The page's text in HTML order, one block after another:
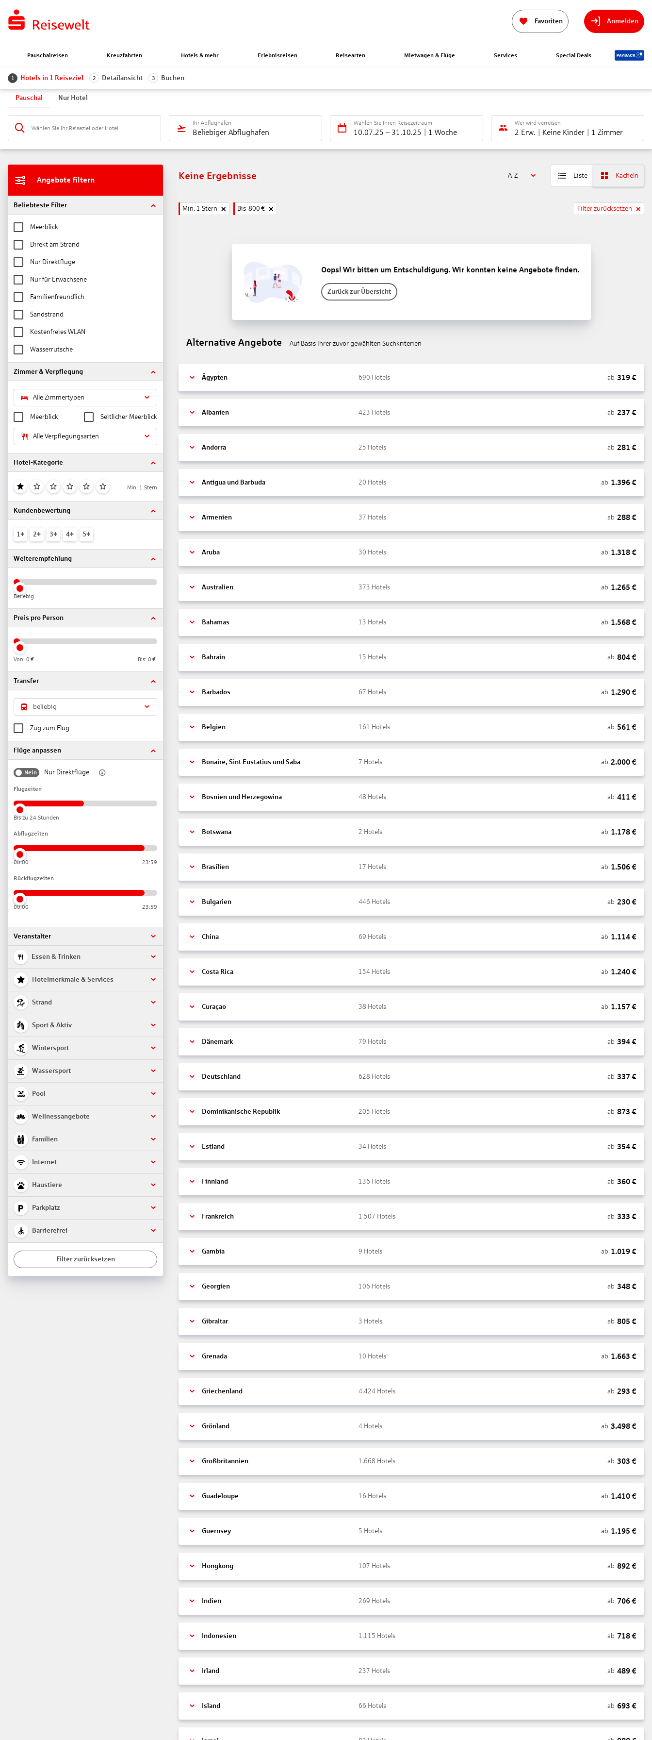
Favoriten Anmelden
Pauschalreisen Kreuzfahrten Hotels & mehr Erlebnisreisen Reisearten Mietwagen & Flüge Services Special Deals
1 Hotels in 1 Reiseziel 2 Detailansicht 3 Buchen
Pauschal Nur Hotel
Wählen Sie Ihr Reiseziel oder Hotel
Ihr Abflughafen
Beliebiger Abflughafen
Wählen Sie Ihren Reisezeitraum
10.07.25 – 31.10.25 1 Woche
Wer wird verreisen
2 Erw. Keine Kinder 1 Zimmer
Angebote filtern
Beliebteste Filter
Meerblick
Direkt am Strand
Nur Direktflüge
Nur für Erwachsene
Familienfreundlich
Sandstrand
Kostenfreies WLAN
Wasserrutsche
Zimmer & Verpflegung
Alle Zimmertypen
Meerblick Seitlicher Meerblick
Alle Verpflegungsarten
Hotel-Kategorie
Min. 1 Stern
Kundenbewertung
1+ 2+ 3+ 4+ 5+
Weiterempfehlung
Beliebig
Preis pro Person
Von: 0 € Bis: 0 €
Transfer
beliebig
Zug zum Flug
Flüge anpassen
Nein Nur Direktflüge
Flugzeiten
Bis zu 24 Stunden
Abflugzeiten
00:00 23:59
Rückflugzeiten
00:00 23:59
Veranstalter
Essen & Trinken
Hotelmerkmale & Services
Strand
Sport & Aktiv
Wintersport
Wassersport
Pool
Wellnessangebote
Familien
Internet
Haustiere
Parkplatz
Barrierefrei
Filter zurücksetzen
Keine Ergebnisse A-Z Liste Kacheln
Min. 1 Stern Bis 800 € Filter zurücksetzen
Oops! Wir bitten um Entschuldigung. Wir konnten keine Angebote finden.
Zurück zur Übersicht
Alternative Angebote Auf Basis Ihrer zuvor gewählten Suchkriterien
Ägypten 690 Hotels ab 319€
Albanien 423 Hotels ab 237 €
Andorra 25 Hotels ab 281 €
Antigua und Barbuda 20 Hotels ab 1.396€
Armenien 37 Hotels ab 288€
Aruba 30 Hotels ab 1.318€
Australien 373 Hotels ab 1.265 €
Bahamas 13 Hotels ab 1.568€
Bahrain 15 Hotels ab 804€
Barbados 67 Hotels ab 1.290€
Belgien 161 Hotels ab 561 €
Bonaire, Sint Eustatius und Saba 7 Hotels ab 2.000€
Bosnien und Herzegowina 48 Hotels ab 411 €
Botswana 2 Hotels ab 1.178€
Brasilien 17 Hotels ab 1.506€
Bulgarien 446 Hotels ab 230€
China 69 Hotels ab 1.114€
Costa Rica 154 Hotels ab 1.240€
Curaçao 38 Hotels ab 1.157 €
Dänemark 79 Hotels ab 394€
Deutschland 628 Hotels ab 337 €
Dominikanische Republik 205 Hotels ab 873 €
Estland 34 Hotels ab 354€
Finnland 136 Hotels ab 360€
Frankreich 1.507 Hotels ab 333 €
Gambia 9 Hotels ab 1.019€
Georgien 106 Hotels ab 348€
Gibraltar 3 Hotels ab 805 €
Grenada 10 Hotels ab 1.663 €
Griechenland 4.424 Hotels ab 293 €
Grönland 4 Hotels ab 3.498€
Großbritannien 1.668 Hotels ab 303 €
Guadeloupe 16 Hotels ab 1.410€
Guernsey 5 Hotels ab 1.195 €
Hongkong 107 Hotels ab 892 €
Indien 269 Hotels ab 706€
Indonesien 1.115 Hotels ab 718€
Irland 237 Hotels ab 489€
Island 66 Hotels ab 693 €